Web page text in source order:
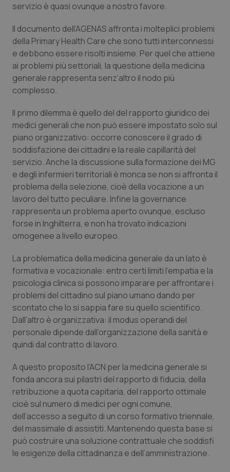
Valle D’Aosta
Veneto
Oncodermatologia
Oncoematologia
Oncologia & Nutrizione
Psoriasi & pelle
Quotidiano Cardiologia
Quotidiano Chirurgia
Quotidiano Oncologia
Quotidiano Pediatria
Rene & patologie urogenitali
Salute orale & impianti
Sangue & coagulazione
Tiroide
Tumore al seno
Tumore ovarico
Tumori del Polmone & Testa Collo
Tumori gastrointestinali
Ulcera & Reflusso
servizio è quasi ovunque a nostro favore.
Il documento dell’AGENAS affronta i molteplici problemi
della Primary Health Care che sono tutti interconnessi
e debbono essere risolti insieme. Per quel che attiene
ai problemi più settoriali, la questione della medicina
generale rappresenta senz’altro il nodo più
complesso.
Il primo dilemma è quello del del rapporto giuridico dei
medici generali che non può essere impostato solo sul
piano organizzativo: occorre conoscere il grado di
soddisfazione dei cittadini e la reale capillarità del
servizio. Anche la discussione sulla formazione dei MG
e degli infermieri territoriali è monca se non si affronta il
problema della selezione, cioè della vocazione a un
lavoro del tutto peculiare. Infine la governance
rappresenta un problema aperto ovunque, escluso
forse in Inghilterra, e non ha trovato indicazioni
omogenee a livello europeo.
La problematica della medicina generale da un lato è
formativa e vocazionale: entro certi limiti l’empatia e la
psicologia clinica si possono imparare per affrontare i
problemi del cittadino sul piano umano dando per
scontato che lo si sappia fare su quello scientifico.
Dall’altro è organizzativa: il modus operandi del
personale dipende dall’organizzazione della sanità e
quindi dal contratto di lavoro.
A questo proposito l’ACN per la medicina generale si
fonda ancora sui pilastri del rapporto di fiducia, della
retribuzione a quota capitaria, del rapporto ottimale
cioè sul numero di medici per ogni comune,
dell’accesso a seguito di un corso formativo triennale,
del massimale di assistiti. Mantenendo questa base si
può costruire una soluzione contrattuale che soddisfi
le esigenze della cittadinanza e dell’amministrazione.